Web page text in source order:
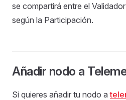
se compartirá entre el
según la Participación.
Añadir nodo a
Si quieres añadir tu nodo a